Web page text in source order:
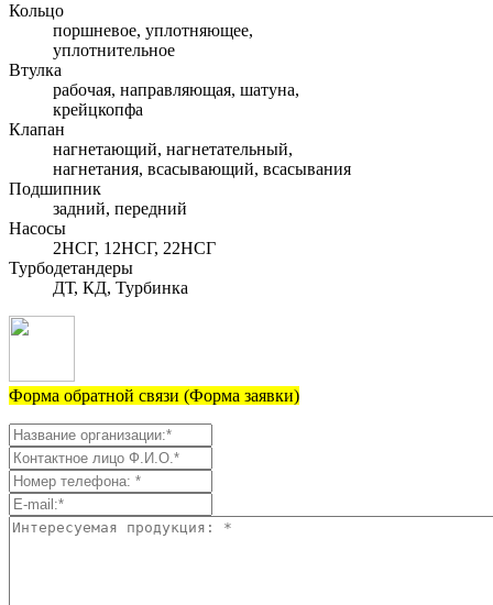
Кольцо
поршневое, уплотняющее,
уплотнительное
Втулка
рабочая, направляющая, шатуна,
крейцкопфа
Клапан
нагнетающий, нагнетательный,
нагнетания, всасывающий, всасывания
Подшипник
задний, передний
Насосы
2НСГ, 12НСГ, 22НСГ
Турбодетандеры
ДТ, КД, Турбинка
Форма обратной связи (Форма заявки)